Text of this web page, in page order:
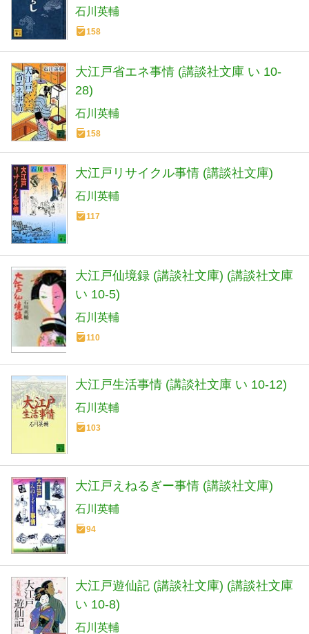
石川英輔
158
大江戸省エネ事情 (講談社文庫 い 10-
28)
石川英輔
158
大江戸リサイクル事情 (講談社文庫)
石川英輔
117
大江戸仙境録 (講談社文庫) (講談社文庫
い 10-5)
石川英輔
110
大江戸生活事情 (講談社文庫 い 10-12)
石川英輔
103
大江戸えねるぎー事情 (講談社文庫)
石川英輔
94
大江戸遊仙記 (講談社文庫) (講談社文庫
い 10-8)
石川英輔